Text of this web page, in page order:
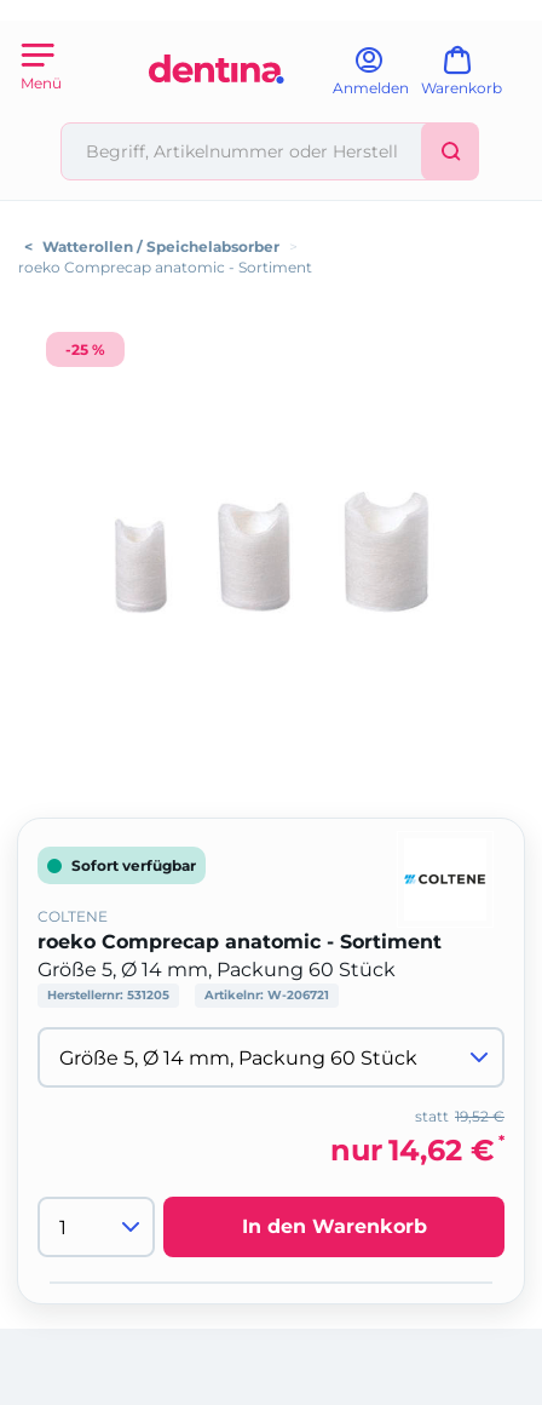
Menü Anmelden Warenkorb
< Watterollen / Speichelabsorber >
roeko Comprecap anatomic - Sortiment
-25 %
Sofort verfügbar
COLTENE
roeko Comprecap anatomic - Sortiment
Größe 5, Ø 14 mm, Packung 60 Stück
Herstellernr: 531205 Artikelnr: W-206721
19,52 €
statt
nur14,62 € *
In den Warenkorb